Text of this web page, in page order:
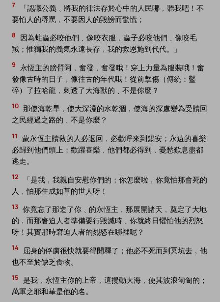
7
「認識公義﹑將我的律法存於心中的人民哪﹐聽我吧！不
要怕人的辱罵﹐不要因人的毀謗而驚慌；
8
因為蛀蟲必咬他們﹑像咬衣服﹐蟲子必咬他們﹑像咬毛
羢；惟獨我的義氣永遠長存﹐我的救恩施到代代。」
9
永恆主的膀臂阿﹐奮發﹐奮發哦！穿上力量為服裝哦！奮
發像古時的日子﹐像往古的年代哦！從前擊傷（傳統：鑿
碎）了拉哈龍﹐刺透了大海獸的﹑不是你麼？
10 那使海乾旱﹐使大深淵的水乾涸﹐使海的深處變為受贖回
之民經過之路的﹑不是你麼？
11
蒙永恆主贖救的人必返回﹐必歡呼來到錫安；永遠的喜樂
必歸到他們頭上；歡躍喜樂﹑他們都必得到﹐憂愁歎息盡都
逃走。
12
「是我﹐我親自安慰你們的；你怎麼啦﹐你竟怕那會死的
人﹐怕那生成如草的世人呀！
13 你竟忘了那造了你﹑的永恆主﹐那展開諸天﹐奠定了大地
的﹐而那窘迫人者準備要行毀滅時﹑你就終日懼怕他的烈怒
呀！其實那時窘迫人者的烈怒在哪裡呢？
14
屈身的俘虜很快就要得開釋了；他必不死而到冥坑去﹐他
也不至於缺乏食物。
15
是我﹐永恆主你的上帝﹐這攪動大海﹐使其波浪匉訇的；
萬軍之耶和華是他的名。